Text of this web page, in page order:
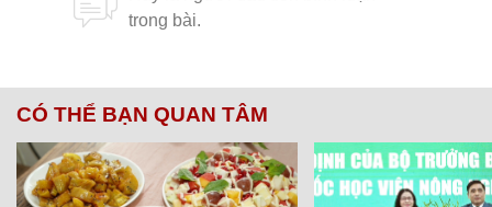
CÓ THỂ BẠN QUAN TÂM